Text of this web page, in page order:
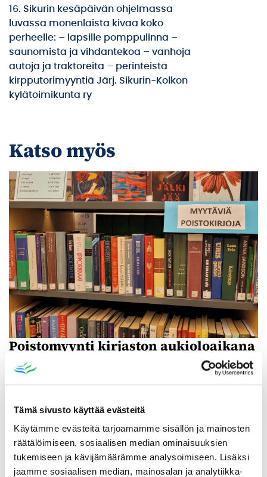
Tämä sivusto käyttää evästeitä
Käytämme evästeitä tarjoamamme sisällön ja mainosten
räätälöimiseen, sosiaalisen median ominaisuuksien
tukemiseen ja kävijämäärämme analysoimiseen. Lisäksi
jaamme sosiaalisen median, mainosalan ja analytiikka-
16. Sikurin kesäpäivän ohjelmassa
luvassa monenlaista kivaa koko
perheelle: – lapsille pomppulinna –
saunomista ja vihdantekoa – vanhoja
autoja ja traktoreita – perinteistä
kirpputorimyyntiä Järj. Sikurin-Kolkon
kylätoimikunta ry
Katso myös
Poistomyynti kirjaston aukioloaikana
03.06.2026